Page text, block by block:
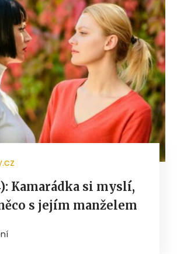
Kamarádka si myslí,
s jejím manželem